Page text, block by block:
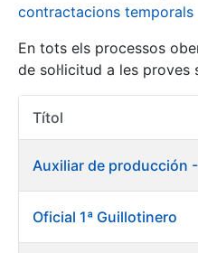
contractacions temporals
En tots els processos
de sol·licitud a les proves
Títol
Oficial 1ª Guillotinero